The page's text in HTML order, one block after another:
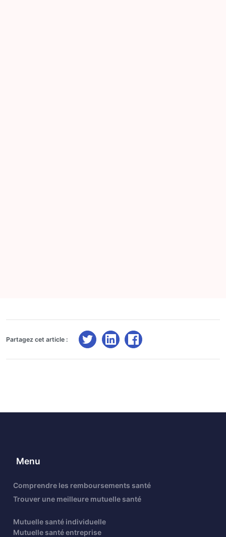
Partagez cet article :
Menu
Comprendre les remboursements santé
Trouver une meilleure mutuelle santé
Mutuelle santé individuelle
Mutuelle santé entreprise